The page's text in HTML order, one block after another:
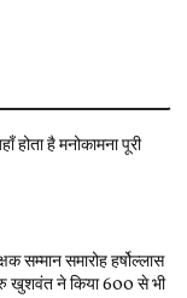
होता है मनोकामना पूरी
सम्मान समारोह हर्षोल्लास
खुशवंत ने किया 600 से भी